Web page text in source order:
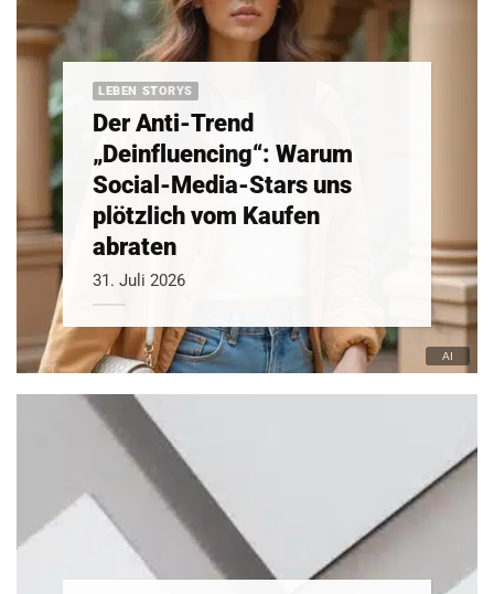
LEBEN STORYS
Der Anti-Trend
„Deinfluencing“: Warum
Social-Media-Stars uns
plötzlich vom Kaufen
abraten
31. Juli 2026